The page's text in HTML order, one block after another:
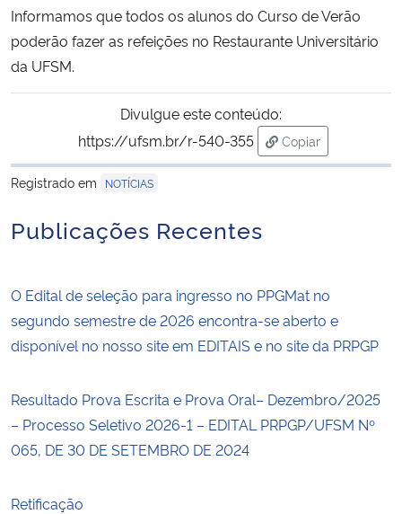
Ministério da Cidadania
Ministério da Saúde
Ministério de Minas e Energia
Ministério da Ciência, Tecnologia, Inovações e Comunicações
Ministério do Desenvolvimento Regional
Controladoria-Geral da União
Ministério da Mulher, da Família e dos Direitos Humanos
Secretaria-Geral
Informamos que todos os alunos do Curso de Verão
poderão fazer as refeições no Restaurante Universitário
da UFSM.
Divulgue este conteúdo:
https://ufsm.br/r-540-355
Copiar
para área de
Registrado em
NOTÍCIAS
Publicações Recentes
O Edital de seleção para ingresso no PPGMat no
segundo semestre de 2026 encontra-se aberto e
disponível no nosso site em EDITAIS e no site da PRPGP
Resultado Prova Escrita e Prova Oral– Dezembro/2025
– Processo Seletivo 2026-1 – EDITAL PRPGP/UFSM Nº
065, DE 30 DE SETEMBRO DE 2024
Retificação